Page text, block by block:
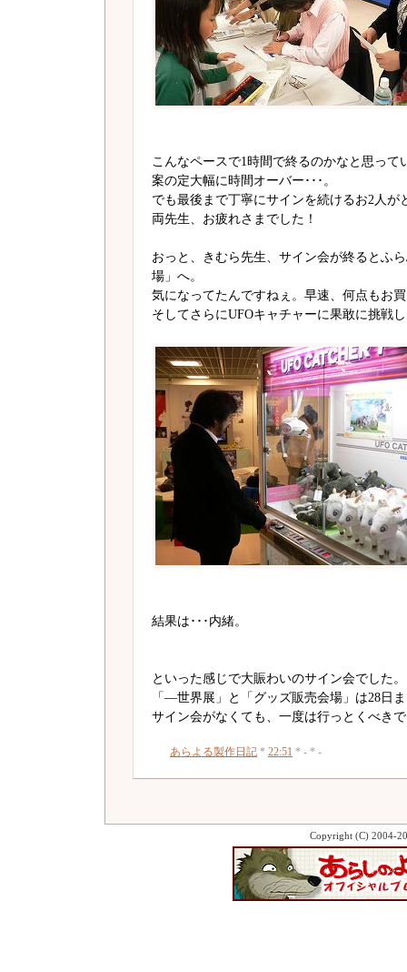
こんなペースで1時間で終るのかなと思って
案の定大幅に時間オーバー･･･。
でも最後まで丁寧にサインを続けるお2人が
両先生、お疲れさまでした！
おっと、きむら先生、サイン会が終るとふ
場」へ。
気になってたんですねぇ。早速、何点もお
そしてさらにUFOキャチャーに果敢に挑戦
結果は･･･内緒。
といった感じで大賑わいのサイン会でした。
「―世界展」と「グッズ販売会場」は28日
サイン会がなくても、一度は行っとくべき
あらよる製作日記 * 22:51 * - * -
Copyright (C) 2004-